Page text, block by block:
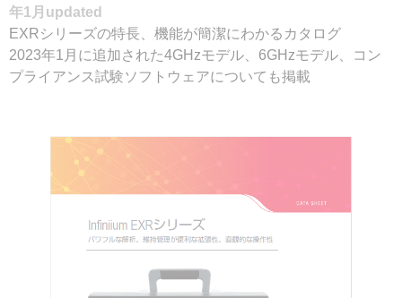
年1月updated
EXRシリーズの特長、機能が簡潔にわかるカタログ
2023年1月に追加された4GHzモデル、6GHzモデル、コン
プライアンス試験ソフトウェアについても掲載